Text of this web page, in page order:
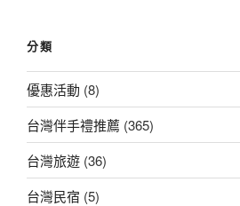
分類
優惠活動 (8)
台灣伴手禮推薦 (365)
台灣旅遊 (36)
台灣民宿 (5)